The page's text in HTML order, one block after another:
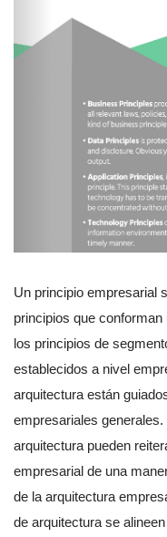
Un principio empresarial
principios que
los principios de
establecidos a nivel
arquitectura están
empresariales
arquitectura pueden
empresarial de una
de la arquitectura
de arquitectura se